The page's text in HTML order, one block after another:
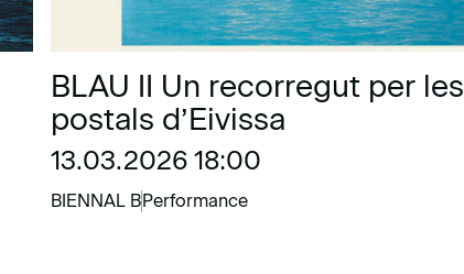
BLAU II Un recorregut per les
postals d’Eivissa
13.03.2026 18:00
BIENNAL BPerformance